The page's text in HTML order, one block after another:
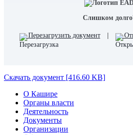
Слишком
Перезагрузить документ
Скачать документ [416.60 KB]
О Кашире
Органы власти
Деятельность
Документы
Организации